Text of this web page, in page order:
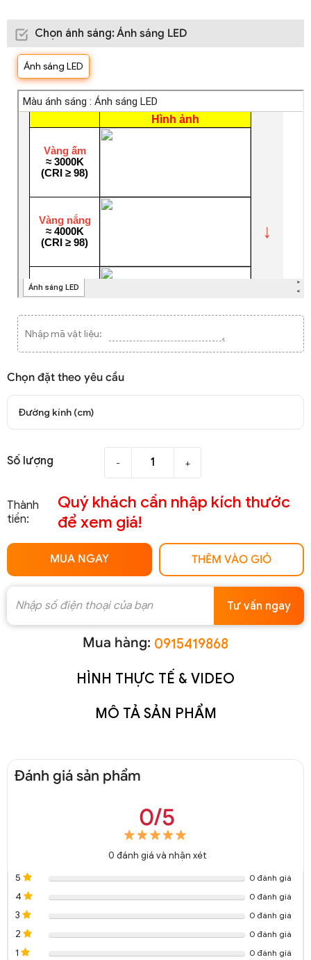
Chọn ánh sáng: Ánh sáng LED
Ánh sáng LED
Nhập mã vật liệu:
Chọn đặt theo yêu cầu
Đường kính (cm)
Số lượng - +
Thành
tiền:
Quý khách cần nhập kích thước
để xem giá!
MUA NGAY THÊM VÀO GIỎ
Tư vấn ngay
Mua hàng: 0915419868
HÌNH THỰC TẾ & VIDEO
MÔ TẢ SẢN PHẨM
Đánh giá sản phẩm
0/5
0 đánh giá và nhận xét
5
0 đánh giá
4 0 đánh giá
3 0 đánh giá
2 0 đánh giá
1 0 đánh giá